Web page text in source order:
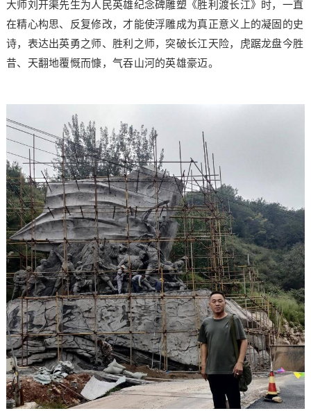
大师刘开渠先生为人民英雄纪念碑雕塑《胜利渡长江》时，一直
在精心构思、反复修改，才能使浮雕成为真正意义上的凝固的史
诗，表达出英勇之师、胜利之师，突破长江天险，虎踞龙盘今胜
昔、天翻地覆慨而慷，气吞山河的英雄豪迈。